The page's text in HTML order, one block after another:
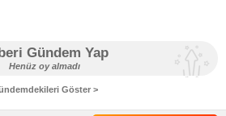
Gündem Yap
Henüz oy almadı
Göster >